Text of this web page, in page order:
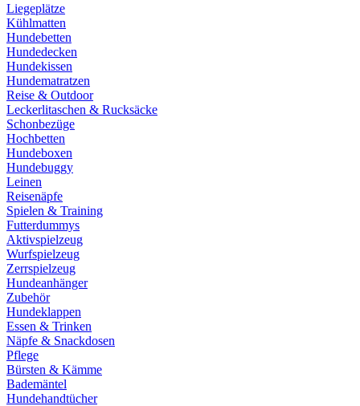
Liegeplätze
Kühlmatten
Hundebetten
Hundedecken
Hundekissen
Hundematratzen
Reise & Outdoor
Leckerlitaschen & Rucksäcke
Schonbezüge
Hochbetten
Hundeboxen
Hundebuggy
Leinen
Reisenäpfe
Spielen & Training
Futterdummys
Aktivspielzeug
Wurfspielzeug
Zerrspielzeug
Hundeanhänger
Zubehör
Hundeklappen
Essen & Trinken
Näpfe & Snackdosen
Pflege
Bürsten & Kämme
Bademäntel
Hundehandtücher